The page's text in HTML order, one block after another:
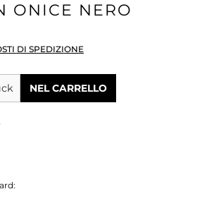
ONICE NERO
DI SPEDIZIONE
inserisci la
NEL CARRELLO